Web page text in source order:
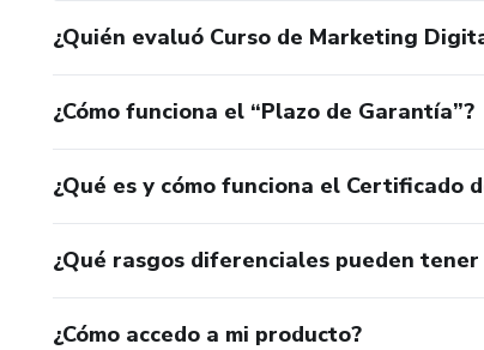
¿Quién evaluó Curso de Marketing
¿Cómo funciona el “Plazo de Garantía”?
¿Qué es y cómo funciona el Certificado
¿Qué rasgos diferenciales pueden
¿Cómo accedo a mi producto?